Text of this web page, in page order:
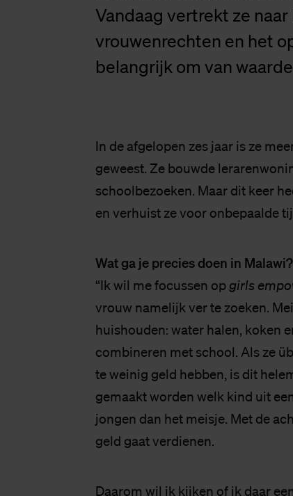
Vandaag vertrekt ze
vrouwenrechten en het
belangrijk om van
In de afgelopen zes jaar is ze
geweest. Ze bouwde
schoolbezoeken. Maar dit keer
en verhuist ze voor onbepaalde
Wat ga je precies doen in Malawi?
“Ik wil me focussen op girls
vrouw namelijk ver te zoeken.
huishouden: water halen, koken
combineren met school. Als ze
te weinig geld hebben, is dit
gemaakt worden welk kind uit
jongen dan het meisje. Met de
geld gaat verdienen.
Daarom wil ik kijken of ik daar